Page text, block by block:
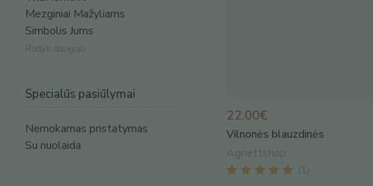
Mezginiai Mažyliams
Simbolis Jums
Rodyti daugiau
Specialūs pasiūlymai
Nemokamas pristatymas
Su nuolaida
22.00€
Vilnonės blauzdinės
Agnettshop
( 1